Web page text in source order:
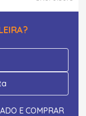
E COMPRAR